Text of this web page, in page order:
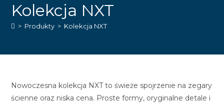
Kolekcja NXT
> Produkty > Kolekcja NXT
Nowoczesna kolekcja NXT to świeże spojrzenie na zegary
ścienne oraz niska cena. Proste formy, oryginalne detale i